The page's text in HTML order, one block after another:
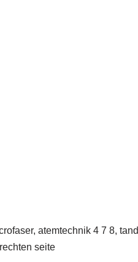
atemtechnik 4 7 8,
seite